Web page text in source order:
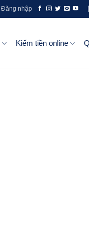
Đăng nhập
Kiếm tiền online